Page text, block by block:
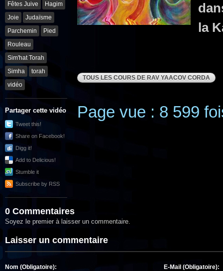
Fêtes Juive
Hagim
Joie
Judaïsme
Parchemin
Pied
Rouleau
Sim'hat Torah
Simha
torah
vidéo
Partager cette vidéo
Tweet this!
Share on Facebook!
Digg it!
Add to Delicious!
Stumble it
Subscribe by RSS
la
TOUS LES COURS DE RAV YAACOV CORDA
Page vue : 8 599
0 Commentaires
Soyez le premier à laisser un commentaire.
Laisser un commentaire
Nom (Obligatoire): E-Mail (Obligatoire):